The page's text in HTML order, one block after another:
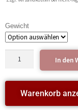
Gewicht
In den
Warenkorb